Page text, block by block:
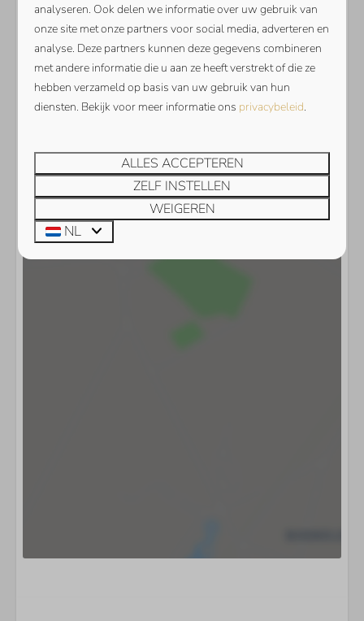
Toon kaart
analyseren. Ook delen we informatie over uw gebruik van
onze site met onze partners voor social media, adverteren en
analyse. Deze partners kunnen deze gegevens combineren
met andere informatie die u aan ze heeft verstrekt of die ze
hebben verzameld op basis van uw gebruik van hun
diensten. Bekijk voor meer informatie ons privacybeleid.
ALLES ACCEPTEREN
ZELF INSTELLEN
WEIGEREN
NL